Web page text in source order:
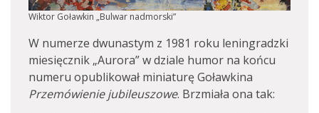
Wiktor Goławkin „Bulwar nadmorski”
W numerze dwunastym z 1981 roku leningradzki
miesięcznik „Aurora” w dziale humor na końcu
numeru opublikował miniaturę Goławkina
Przemówienie jubileuszowe. Brzmiała ona tak: